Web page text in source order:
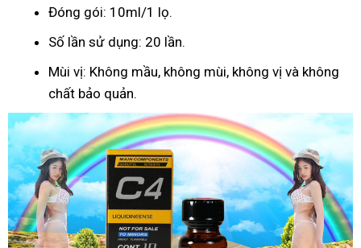
Đóng gói: 10ml/1 lọ.
Số lần sử dụng: 20 lần.
Mùi vị: Không mầu, không mùi, không vị và không
chất bảo quản.